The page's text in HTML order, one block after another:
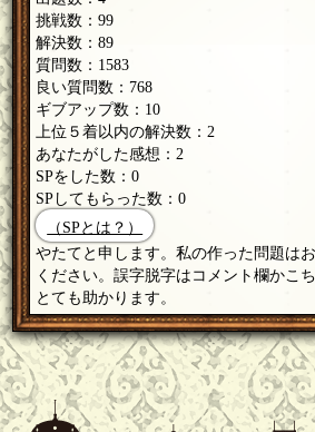
挑戦数：99
解決数：89
質問数：1583
良い質問数：768
ギブアップ数：10
上位５着以内の解決数：2
あなたがした感想：2
SPをした数：0
SPしてもらった数：0
（SPとは？）
やたてと申します。私の作った問題は
ください。誤字脱字はコメント欄かこ
とても助かります。